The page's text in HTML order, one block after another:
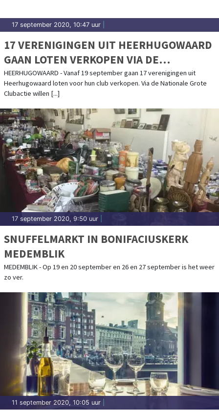
17 september 2020, 10:47 uur
17 VERENIGINGEN UIT HEERHUGOWAARD
GAAN LOTEN VERKOPEN VIA DE
LANDELIJKE GROTE CLUBACTIE
HEERHUGOWAARD - Vanaf 19 september gaan 17 verenigingen uit
Heerhugowaard loten voor hun club verkopen. Via de Nationale Grote
Clubactie willen [...]
17 september 2020, 9:50 uur
SNUFFELMARKT IN BONIFACIUSKERK
MEDEMBLIK
MEDEMBLIK - Op 19 en 20 september en 26 en 27 september is het weer
zo ver.
11 september 2020, 10:05 uur